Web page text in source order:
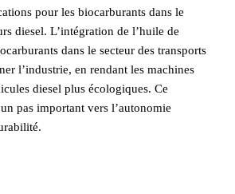
pour les biocarburants dans le
diesel. L’intégration de l’huile de
dans le secteur des transports
l’industrie, en rendant les machines
diesel plus écologiques. Ce
pas important vers l’autonomie